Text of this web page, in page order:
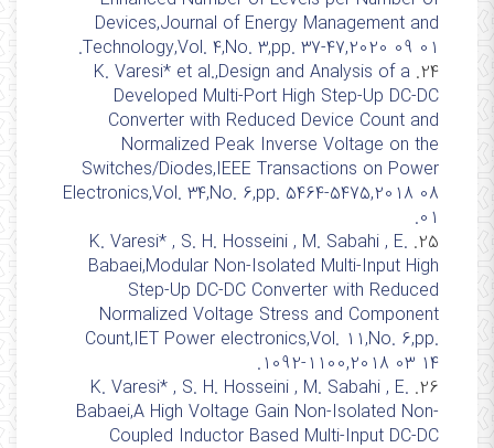
Devices,Journal of Energy Management and
Technology,Vol. 4,No. 3,pp. 37-47,2020 09 01.
24.
K. Varesi* et al.,Design and Analysis of a
Developed Multi-Port High Step-Up DC-DC
Converter with Reduced Device Count and
Normalized Peak Inverse Voltage on the
Switches/Diodes,IEEE Transactions on Power
Electronics,Vol. 34,No. 6,pp. 5464-5475,2018 08
01.
25.
K. Varesi* , S. H. Hosseini , M. Sabahi , E.
Babaei,Modular Non-Isolated Multi-Input High
Step-Up DC-DC Converter with Reduced
Normalized Voltage Stress and Component
Count,IET Power electronics,Vol. 11,No. 6,pp.
1092-1100,2018 03 14.
26.
K. Varesi* , S. H. Hosseini , M. Sabahi , E.
Babaei,A High Voltage Gain Non-Isolated Non-
Coupled Inductor Based Multi-Input DC-DC